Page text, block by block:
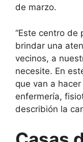
de marzo.
“Este centro de
brindar una
vecinos, a
necesite. En
que van a
enfermería,
describión la